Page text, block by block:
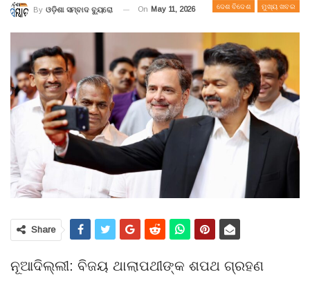
ଦେଶ ବିଦେଶ ମୁଖ୍ୟ ଖବର
By ଓଡ଼ିଶା ସମ୍ବାଦ ବ୍ୟୁରୋ On May 11, 2026
Share
ନୂଆଦିଲ୍ଲୀ: ବିଜୟ ଥାଲାପଥୀଙ୍କ ଶପଥ ଗ୍ରହଣ